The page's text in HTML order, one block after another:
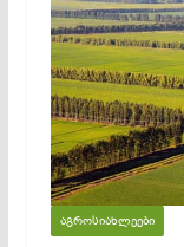
ᲐᲒᲠᲝᲡᲘᲐᲮᲚᲔᲔᲑᲘ